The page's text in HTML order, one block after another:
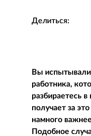
Делиться:
Вы испытывали
работника,
разбираетесь
получает за
намного
Подобное